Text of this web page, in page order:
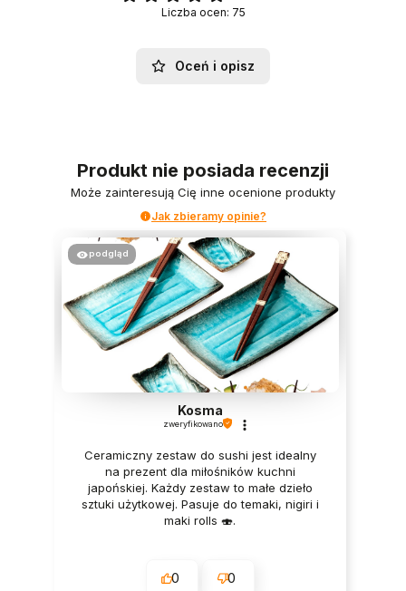
Liczba ocen: 75
Oceń i opisz
Produkt nie posiada recenzji
Może zainteresują Cię inne ocenione produkty
Jak zbieramy opinie?
podgląd
Kosma
zweryfikowano
Ceramiczny zestaw do sushi jest idealny
na prezent dla miłośników kuchni
japońskiej. Każdy zestaw to małe dzieło
sztuki użytkowej. Pasuje do temaki, nigiri i
maki rolls 🍣.
0 0